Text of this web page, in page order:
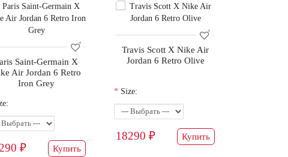
Saint-Germain X
Air Jordan 6 Retro
Iron Grey
₽ Купить
Travis Scott X Nike Air
Jordan 6 Retro Olive
Size:
18290 ₽ Купить